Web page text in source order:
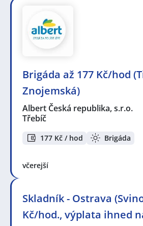
Brigáda až 177 Kč/hod
Znojemská)
Albert Česká republika, s.r.o.
Třebíč
177 Kč / hod Brigáda
včerejší
Skladník - Ostrava
Kč/hod., výplata ihned